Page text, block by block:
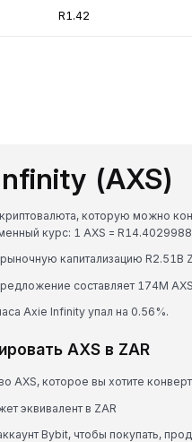
R1.42
(AXS)
которую можно
курс: 1 AXS =
капитализацию R2.51B
составляет 174M
Axie Infinity упал на 0.56%.
AXS в ZAR
AXS, которое вы хотите
эквивалент в ZAR
Bybit, чтобы покупать,